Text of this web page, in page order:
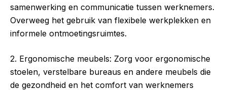
samenwerking en communicatie tussen werknemers.
Overweeg het gebruik van flexibele werkplekken en
informele ontmoetingsruimtes.
2. Ergonomische meubels: Zorg voor ergonomische
stoelen, verstelbare bureaus en andere meubels die
de gezondheid en het comfort van werknemers